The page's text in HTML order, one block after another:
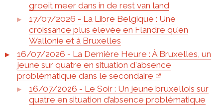
groeit meer dans in de rest van land
17/07/2026 - La Libre Belgique : Une
croissance plus élevée en Flandre qu’en
Wallonie et à Bruxelles
16/07/2026 - La Dernière Heure : À Bruxelles, un
jeune sur quatre en situation d'absence
problématique dans le secondaire
16/07/2026 - Le Soir : Un jeune bruxellois sur
quatre en situation d’absence problématique